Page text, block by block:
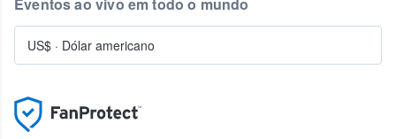
Eventos ao vivo em todo o mundo
US$ · Dólar americano